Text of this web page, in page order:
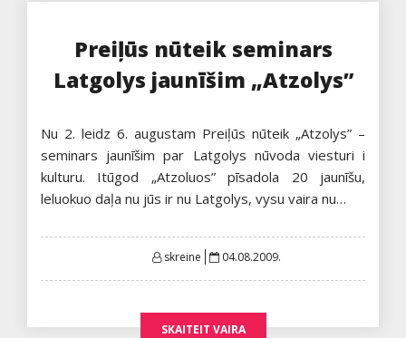
Preiļūs nūteik seminars
Latgolys jaunīšim „Atzolys”
Nu 2. leidz 6. augustam Preiļūs nūteik „Atzolys” –
seminars jaunīšim par Latgolys nūvoda viesturi i
kulturu. Itūgod „Atzoluos” pīsadola 20 jaunīšu,
leluokuo daļa nu jūs ir nu Latgolys, vysu vaira nu…
skreine
Posted
04.08.2009.
SKAITEIT VAIRA